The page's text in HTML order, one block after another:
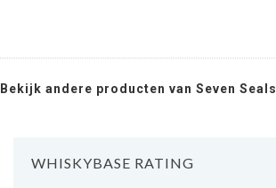
Bekijk andere producten van Seven Seals
WHISKYBASE RATING